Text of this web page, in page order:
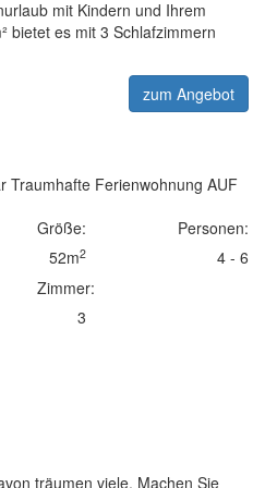
mit Kindern und Ihrem
bietet es mit 3 Schlafzimmern
zum Angebot
Größe:
52m2
Zimmer:
3
Personen:
4 - 6
träumen viele. Machen Sie